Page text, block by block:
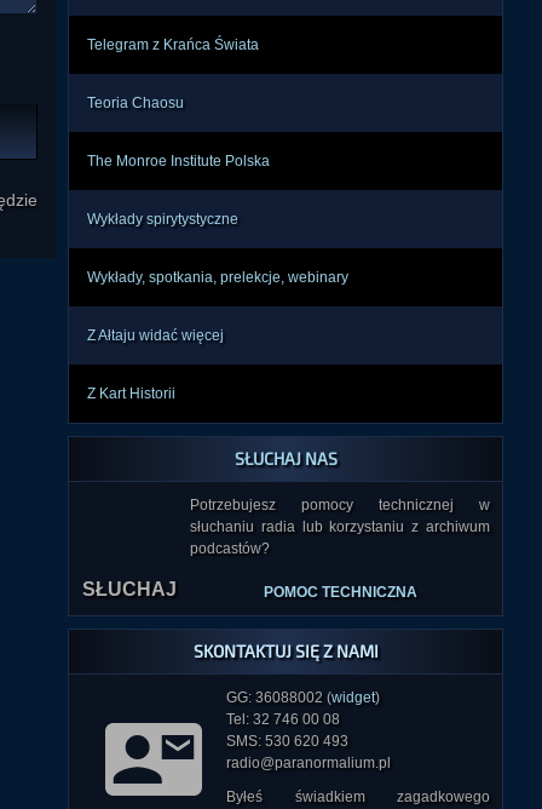
Telegram z Krańca Świata
Teoria Chaosu
The Monroe Institute Polska
Wykłady spirytystyczne
Wykłady, spotkania, prelekcje, webinary
Z Ałtaju widać więcej
Z Kart Historii
SŁUCHAJ NAS
SŁUCHAJ
Potrzebujesz pomocy technicznej w
słuchaniu radia lub korzystaniu z archiwum
podcastów?
POMOC TECHNICZNA
SKONTAKTUJ SIĘ Z NAMI
GG: 36088002 (widget)
Tel: 32 746 00 08
SMS: 530 620 493
radio@paranormalium.pl
Byłeś świadkiem zagadkowego